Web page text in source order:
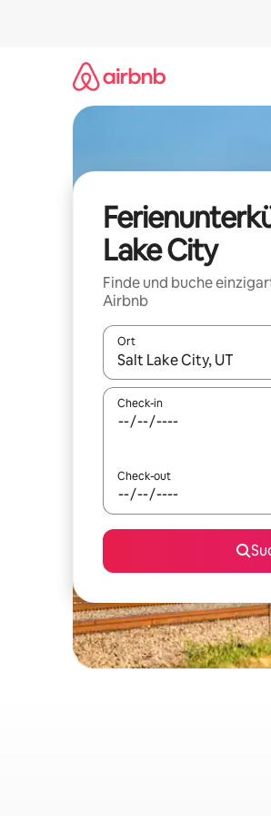
Lake City
Finde und buche
Airbnb
Ort
Wenn Ergebnisse
Check-in
Check-out